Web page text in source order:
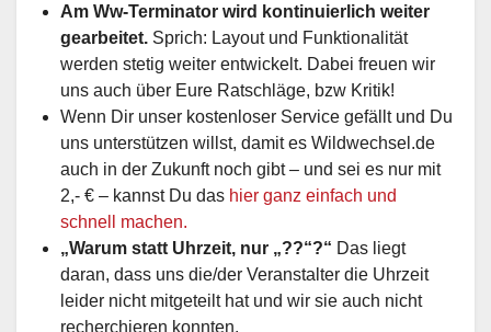
Am Ww-Terminator wird kontinuierlich weiter
gearbeitet. Sprich: Layout und Funktionalität
werden stetig weiter entwickelt. Dabei freuen wir
uns auch über Eure Ratschläge, bzw Kritik!
Wenn Dir unser kostenloser Service gefällt und Du
uns unterstützen willst, damit es Wildwechsel.de
auch in der Zukunft noch gibt – und sei es nur mit
2,- € – kannst Du das hier ganz einfach und
schnell machen.
„Warum statt Uhrzeit, nur „??“?“ Das liegt
daran, dass uns die/der Veranstalter die Uhrzeit
leider nicht mitgeteilt hat und wir sie auch nicht
recherchieren konnten.